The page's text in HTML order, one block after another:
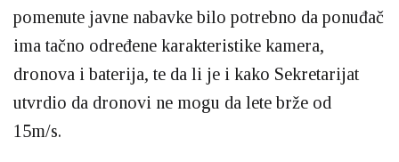
pomenute javne nabavke bilo potrebno da ponuđač
ima tačno određene karakteristike kamera,
dronova i baterija, te da li je i kako Sekretarijat
utvrdio da dronovi ne mogu da lete brže od
15m/s.